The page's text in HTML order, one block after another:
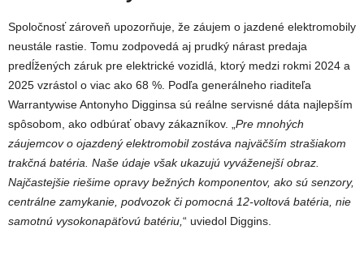
Spoločnosť zároveň upozorňuje, že záujem o jazdené elektromobily
neustále rastie. Tomu zodpovedá aj prudký nárast predaja
predĺžených záruk pre elektrické vozidlá, ktorý medzi rokmi 2024 a
2025 vzrástol o viac ako 68 %. Podľa generálneho riaditeľa
Warrantywise Antonyho Digginsa sú reálne servisné dáta najlepším
spôsobom, ako odbúrať obavy zákazníkov. „ Pre mnohých
záujemcov o ojazdený elektromobil zostáva najväčším strašiakom
trakčná batéria. Naše údaje však ukazujú vyváženejší obraz.
Najčastejšie riešime opravy bežných komponentov, ako sú senzory,
centrálne zamykanie, podvozok či pomocná 12-voltová batéria, nie
samotnú vysokonapäťovú batériu, “ uviedol Diggins.